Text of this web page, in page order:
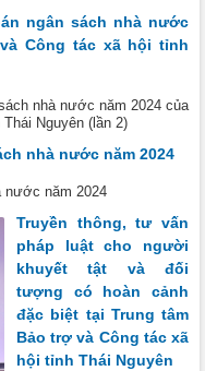
ngân sách nhà nước
Công tác xã hội tỉnh
nhà nước năm 2024 của
Nguyên (lần 2)
nhà nước năm 2024
nước năm 2024
Truyền thông, tư vấn
pháp luật cho người
khuyết tật và đối
tượng có hoàn cảnh
đặc biệt tại Trung tâm
Bảo trợ và Công tác xã
hội tỉnh Thái Nguyên